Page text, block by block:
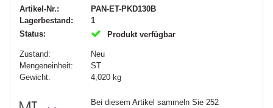
Artikel-Nr.:
PAN-ET-PKD130B
Lagerbestand:
1
Status:
Produkt verfügbar
Zustand:
Neu
Mengeneinheit:
ST
Gewicht:
4,020 kg
Bei diesem Artikel sammeln Sie 252